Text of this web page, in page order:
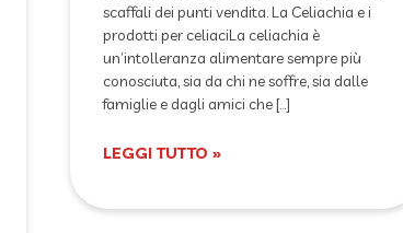
scaffali dei punti vendita. La Celiachia e i
prodotti per celiaciLa celiachia è
un’intolleranza alimentare sempre più
conosciuta, sia da chi ne soffre, sia dalle
famiglie e dagli amici che […]
LEGGI TUTTO »